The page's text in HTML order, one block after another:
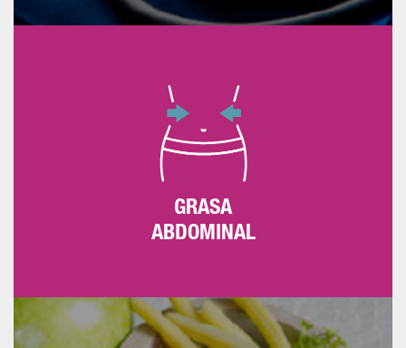
GRASA
ABDOMINAL
debe estar por debajo de 88 cm en la mujer
y por debajo de 102 en el hombre.
Para mantenerlos a raya hay que seguir una